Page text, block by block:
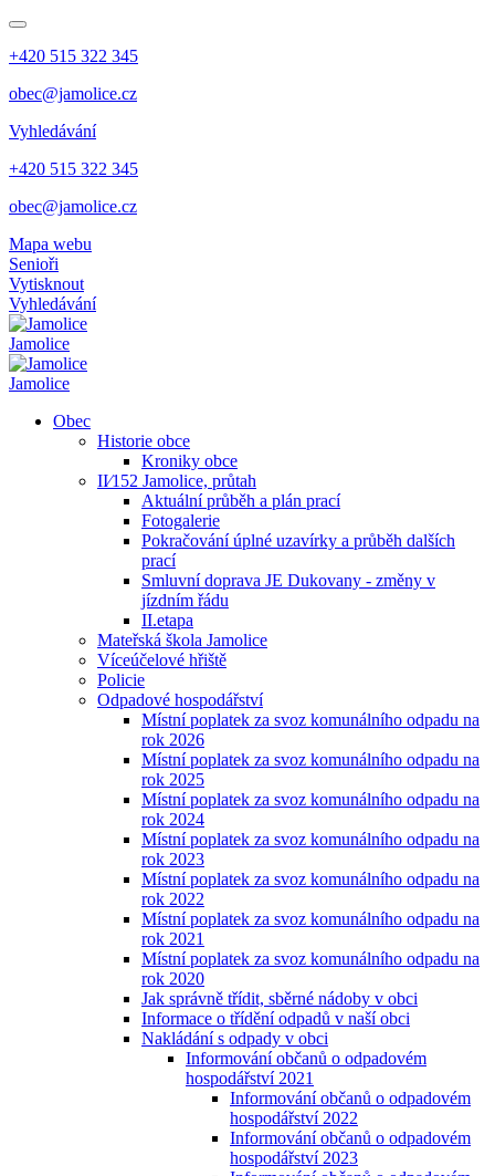
+420 515 322 345
obec@jamolice.cz
Vyhledávání
+420 515 322 345
obec@jamolice.cz
Mapa webu
Senioři
Vytisknout
Vyhledávání
Jamolice
Jamolice
Obec
Historie obce
Kroniky obce
II⁄152 Jamolice, průtah
Aktuální průběh a plán prací
Fotogalerie
Pokračování úplné uzavírky a průběh dalších
prací
Smluvní doprava JE Dukovany - změny v
jízdním řádu
II.etapa
Mateřská škola Jamolice
Víceúčelové hřiště
Policie
Odpadové hospodářství
Místní poplatek za svoz komunálního odpadu na
rok 2026
Místní poplatek za svoz komunálního odpadu na
rok 2025
Místní poplatek za svoz komunálního odpadu na
rok 2024
Místní poplatek za svoz komunálního odpadu na
rok 2023
Místní poplatek za svoz komunálního odpadu na
rok 2022
Místní poplatek za svoz komunálního odpadu na
rok 2021
Místní poplatek za svoz komunálního odpadu na
rok 2020
Jak správně třídit, sběrné nádoby v obci
Informace o třídění odpadů v naší obci
Nakládání s odpady v obci
Informování občanů o odpadovém
hospodářství 2021
Informování občanů o odpadovém
hospodářství 2022
Informování občanů o odpadovém
hospodářství 2023